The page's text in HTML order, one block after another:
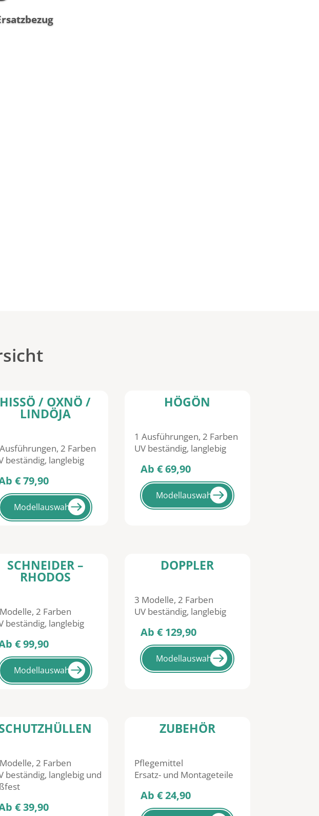
HISSÖ / OXNÖ /
LINDÖJA
2 Farben
beständig, langlebig
€ 79,90
Modellauswahl
HÖGÖN
1 Ausführungen, 2 Farben
UV beständig, langlebig
Ab € 69,90
Modellauswahl
SCHNEIDER –
RHODOS
2 Farben
beständig, langlebig
€ 99,90
Modellauswahl
DOPPLER
3 Modelle, 2 Farben
UV beständig, langlebig
Ab € 129,90
Modellauswahl
2 Farben
beständig, langlebig und
€ 39,90
ZUBEHÖR
Pflegemittel
Ersatz- und Montageteile
Ab € 24,90